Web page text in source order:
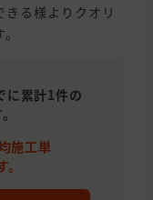
る様よりクオリ
に累計1件の
施工単